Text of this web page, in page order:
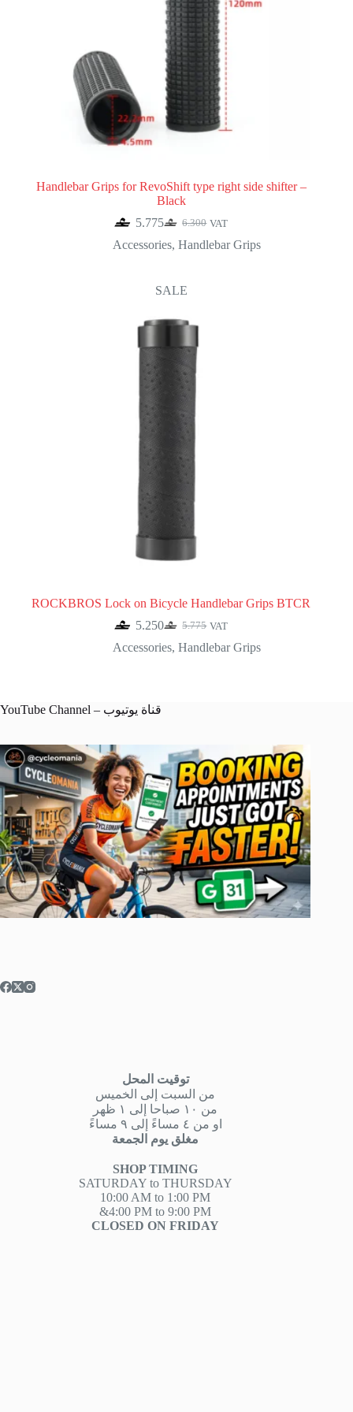
Handlebar Grips for RevoShift type right side shifter –
Black
6.300
Original
price
5.775Current
price
VAT
Accessories,Handlebar Grips
SALE
ROCKBROS Lock on Bicycle Handlebar Grips BTCR
5.775
Original
price
5.250Current
price
VAT
Accessories,Handlebar Grips
YouTube Channel – قناة يوتيوب
توقيت المحل
من السبت إلى الخميس
من ١٠ صباحا إلى ١ ظهر
او من ٤ مساءً إلى ٩ مساءً
مغلق يوم الجمعة
SHOP TIMING
SATURDAY to THURSDAY
10:00 AM to 1:00 PM
&4:00 PM to 9:00 PM
CLOSED ON FRIDAY